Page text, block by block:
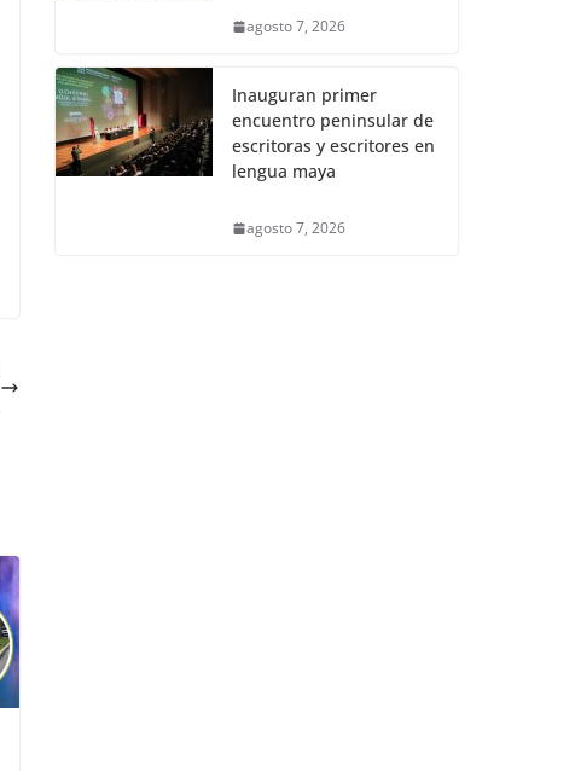
agosto 7, 2026
Inauguran primer
encuentro peninsular de
escritoras y escritores en
lengua maya
agosto 7, 2026